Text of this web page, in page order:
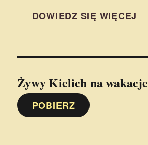
DOWIEDZ SIĘ WIĘCEJ
Żywy Kielichna wakacje
POBIERZ